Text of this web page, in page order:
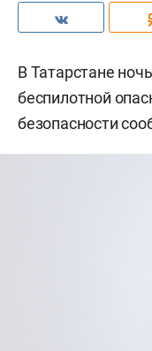
В Татарстане
беспилотной
безопасности